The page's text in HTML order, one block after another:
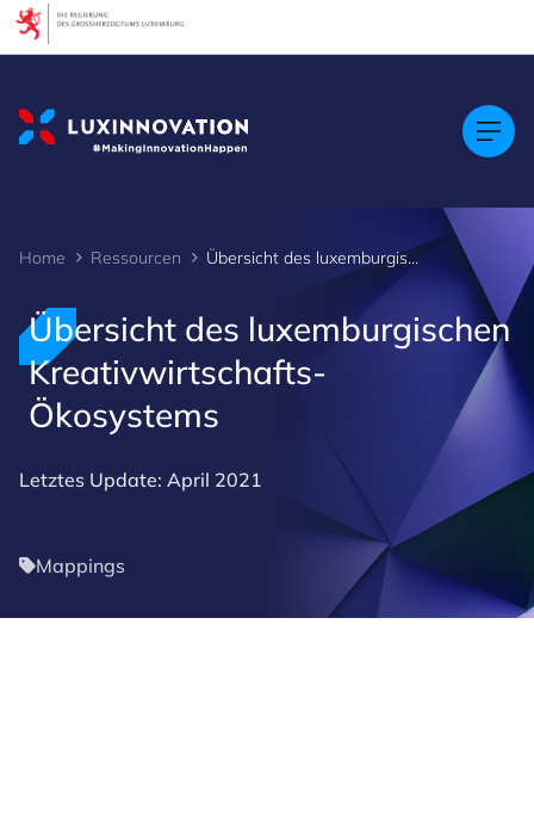
Home Ressourcen Übersicht des luxemburgischen Kreativwirtschafts-Ökosystems
Übersicht des luxemburgischen
Kreativwirtschafts-
Ökosystems
Letztes Update: April 2021
Mappings
Cookies management panel